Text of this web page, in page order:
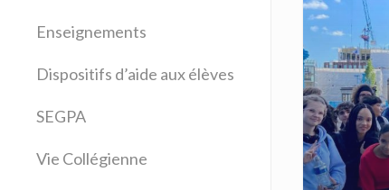
Enseignements
Allemand
Anglais
Arts plastiques
Education musicale
Dispositifs d’aide aux élèves
SEGPA
Vie Collégienne